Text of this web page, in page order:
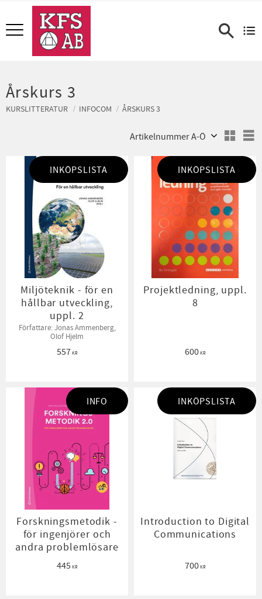
Meny
Årskurs 3
KURSLITTERATUR INFOCOM ÅRSKURS 3
Miljöteknik - för en
hållbar utveckling,
uppl. 2
Författare: Jonas Ammenberg,
Olof Hjelm
557 KR
INKÖPSLISTA
Projektledning, uppl.
8
600KR
INKÖPSLISTA
Forskningsmetodik -
för ingenjörer och
andra problemlösare
445 KR
INFO
Introduction to Digital
Communications
700KR
INKÖPSLISTA